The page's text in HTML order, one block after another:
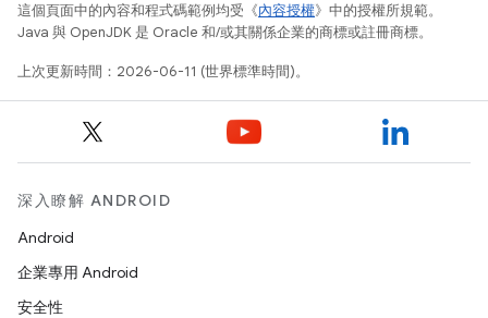
這個頁面中的內容和程式碼範例均受《內容授權》中的授權所規範。
Java 與 OpenJDK 是 Oracle 和/或其關係企業的商標或註冊商標。
上次更新時間：2026-06-11 (世界標準時間)。
深入瞭解 ANDROID
Android
企業專用 Android
安全性